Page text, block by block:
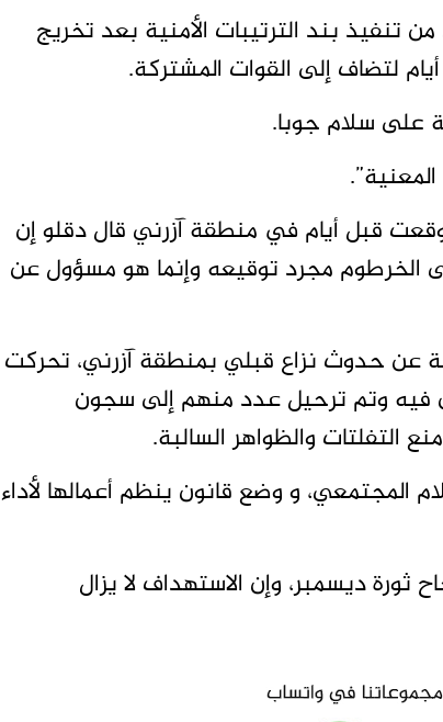
تنفيذ بند الترتيبات الأمنية بعد تخريج
لتضاف إلى القوات المشتركة.
على سلام جوبا.
وقعت قبل أيام في منطقة آزرني قال دقلو إن
الخرطوم مجرد توقيعه وإنما هو مسؤول عن
عن حدوث نزاع قبلي بمنطقة آزرني، تحركت
فيه وتم ترحيل عدد منهم إلى سجون
التفلتات والظواهر السالبة.
المجتمعي، و وضع قانون ينظم أعمالها لأداء
ديسمبر، وإن الاستهداف لا يزال